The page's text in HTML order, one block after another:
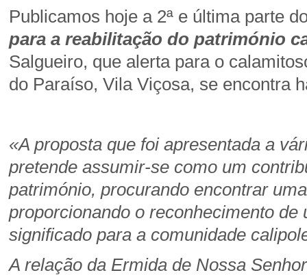
Publicamos hoje a 2ª e última parte
para a reabilitação do património
Salgueiro, que alerta para o
do Paraíso, Vila Viçosa, se encontra
«A proposta que foi apresentada a
pretende assumir-se como um
património, procurando encontrar
proporcionando o reconhecimento
significado para a comunidade
A relação da Ermida de Nossa